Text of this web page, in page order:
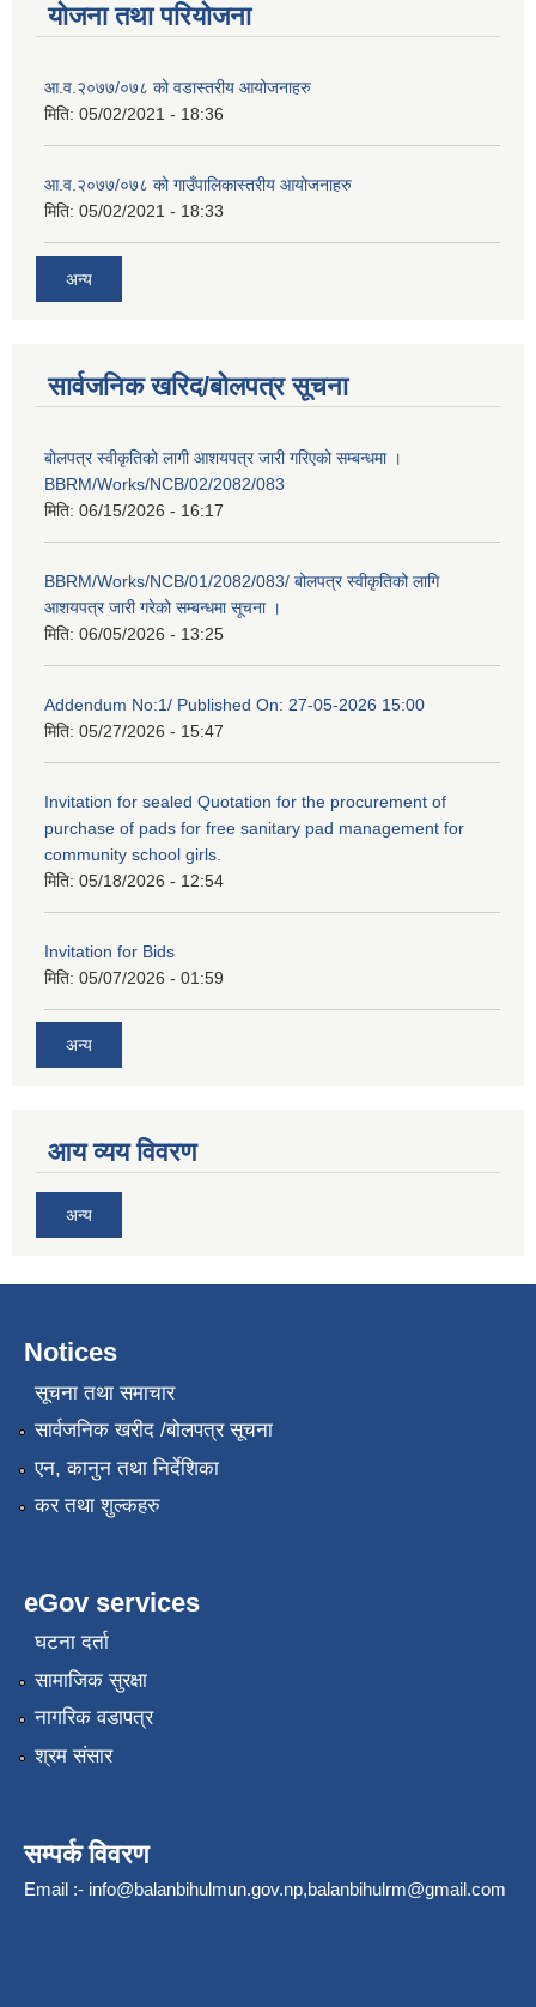
योजना तथा परियोजना
आ.व.२०७७/०७८ को वडास्तरीय आयोजनाहरु
मिति: 05/02/2021 - 18:36
आ.व.२०७७/०७८ को गाउँपालिकास्तरीय आयोजनाहरु
मिति: 05/02/2021 - 18:33
अन्य
सार्वजनिक खरिद/बोलपत्र सूचना
बोलपत्र स्वीकृतिको लागी आशयपत्र जारी गरिएको सम्बन्धमा ।
BBRM/Works/NCB/02/2082/083
मिति: 06/15/2026 - 16:17
BBRM/Works/NCB/01/2082/083/ बोलपत्र स्वीकृतिको लागि
आशयपत्र जारी गरेको सम्बन्धमा सूचना ।
मिति: 06/05/2026 - 13:25
Addendum No:1/ Published On: 27-05-2026 15:00
मिति: 05/27/2026 - 15:47
Invitation for sealed Quotation for the procurement of
purchase of pads for free sanitary pad management for
community school girls.
मिति: 05/18/2026 - 12:54
Invitation for Bids
मिति: 05/07/2026 - 01:59
अन्य
आय व्यय विवरण
अन्य
Notices
सूचना तथा समाचार
सार्वजनिक खरीद /बोलपत्र सूचना
एन, कानुन तथा निर्देशिका
कर तथा शुल्कहरु
eGov services
घटना दर्ता
सामाजिक सुरक्षा
नागरिक वडापत्र
श्रम संसार
सम्पर्क विवरण
Email :- info@balanbihulmun.gov.np,balanbihulrm@gmail.com